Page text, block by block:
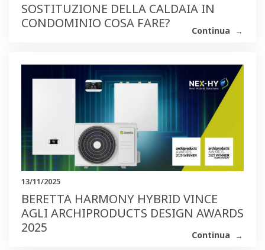
SOSTITUZIONE DELLA CALDAIA IN
CONDOMINIO COSA FARE?
Continua
13/11/2025
BERETTA HARMONY HYBRID VINCE
AGLI ARCHIPRODUCTS DESIGN AWARDS
2025
Continua